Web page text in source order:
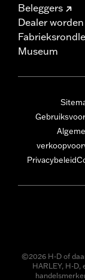
Beleggers
Dealer worden
Museum
Privacybeleid
©2026 H-D of
HARLEY, H-